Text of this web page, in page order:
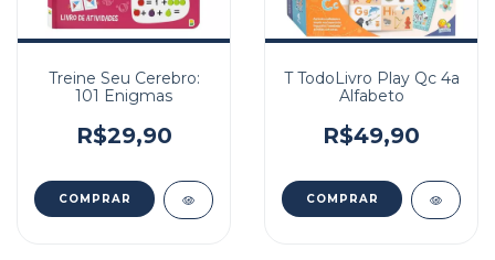
Treine Seu Cerebro:
101 Enigmas
R$29,90
T TodoLivro Play Qc 4a
Alfabeto
R$49,90